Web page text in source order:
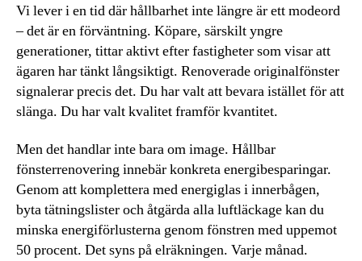
Vi lever i en tid där hållbarhet inte längre är ett modeord
– det är en förväntning. Köpare, särskilt yngre
generationer, tittar aktivt efter fastigheter som visar att
ägaren har tänkt långsiktigt. Renoverade originalfönster
signalerar precis det. Du har valt att bevara istället för att
slänga. Du har valt kvalitet framför kvantitet.
Men det handlar inte bara om image. Hållbar
fönsterrenovering innebär konkreta energibesparingar.
Genom att komplettera med energiglas i innerbågen,
byta tätningslister och åtgärda alla luftläckage kan du
minska energiförlusterna genom fönstren med uppemot
50 procent. Det syns på elräkningen. Varje månad.